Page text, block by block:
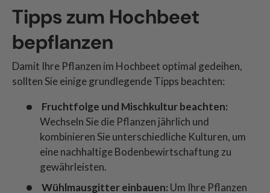
Tipps zum Hochbeet
bepflanzen
Damit Ihre Pflanzen im Hochbeet optimal gedeihen,
sollten Sie einige grundlegende Tipps beachten:
Fruchtfolge und Mischkultur beachten:
Wechseln Sie die Pflanzen jährlich und
kombinieren Sie unterschiedliche Kulturen, um
eine nachhaltige Bodenbewirtschaftung zu
gewährleisten.
Wühlmausgitter einbauen: Um Ihre Pflanzen